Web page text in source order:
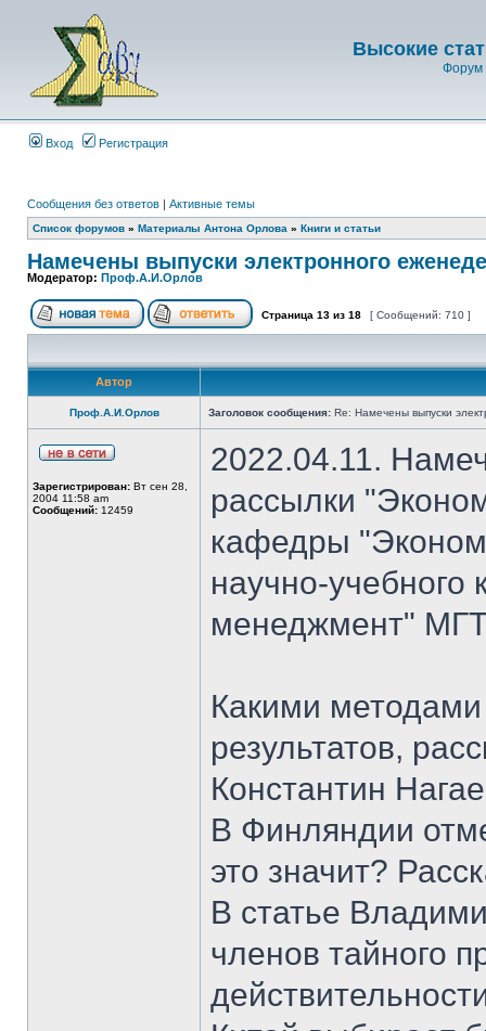
Высокие
Форум
Вход Регистрация
Сообщения без ответов | Активные темы
Список форумов » Материалы Антона Орлова » Книги и статьи
Намечены выпуски электронного
Модератор: Проф.А.И.Орлов
Страница 13 из 18 [ Сообщений: 710 ]
Автор
Проф.А.И.Орлов Заголовок сообщения: Re: Намечены выпуски
Зарегистрирован: Вт сен 28,
2004 11:58 am
Сообщений: 12459
2022.04.11.
рассылки
кафедры
научно-
менеджмент"
Какими
результатов,
Константин
В Финляндии
это значит?
В статье
членов тайного